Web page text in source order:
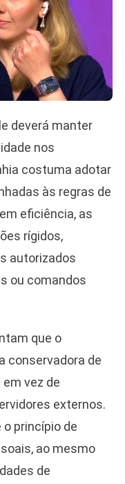
deverá manter
nos
costuma adotar
às regras de
eficiência, as
rígidos,
autorizados
ou comandos
que o
conservadora de
vez de
externos.
princípio de
ao mesmo
de